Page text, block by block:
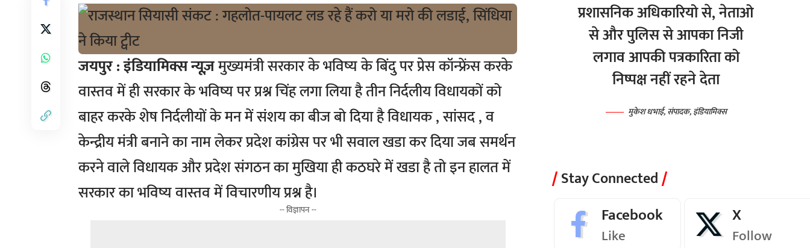
जयपुर :इंडियामिक्स न्यूज़मुख्यमंत्री सरकार के भविष्य के बिंदु पर प्रेस कॉन्फ्रेंस करके
वास्तव में ही सरकार के भविष्य पर प्रश्न चिंह लगा लिया है तीन निर्दलीय विधायकों को
बाहर करके शेष निर्दलीयों के मन में संशय का बीज बो दिया है विधायक , सांसद , व
केन्द्रीय मंत्री बनाने का नाम लेकर प्रदेश कांग्रेस पर भी सवाल खडा कर दिया जब समर्थन
करने वाले विधायक और प्रदेश संगठन का मुखिया ही कठघरे में खडा है तो इन हालत में
सरकार का भविष्य वास्तव में विचारणीय प्रश्न है।
-- विज्ञापन --
प्रशासनिक अधिकारियो से, नेताओ
से और पुलिस से आपका निजी
लगाव आपकी पत्रकारिता को
निष्पक्ष नहीं रहने देता
मुकेश धभाई, संपादक, इंडियामिक्स
Stay Connected
Facebook
Like
X
Follow